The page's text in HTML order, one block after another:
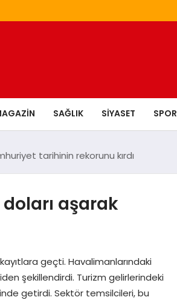
SAĞLIK SIYASET SPOR
tarihinin rekorunu kırdı
aşarak
kayıtlara geçti. Havalimanlarındaki
şekillendirdi. Turizm gelirlerindeki
getirdi. Sektör temsilcileri, bu